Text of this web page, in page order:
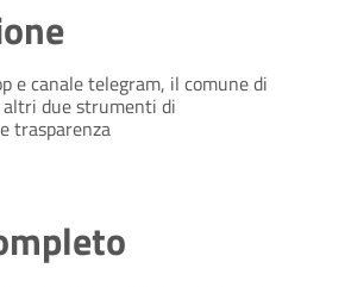
e canale telegram, il comune di
due strumenti di
trasparenza